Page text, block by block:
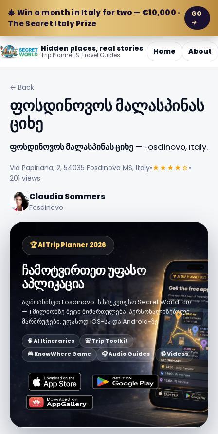
🎄 Win a month in Italy for two — €10,000 ·
The Secret Italy Prize
GO
→
Hidden places, real stories
Trip Planner & Travel Guides Home About
← Back
ფოსდინოვოს მალასპინას
ციხე
ფოსდინოვოს მალასპინას ციხე — Fosdinovo, Italy.
Via Papiriana, 2, 54035 Fosdinovo MS, Italy•★★★★☆•
201 views
Claudia Sommers
Fosdinovo
🏆 AI Trip Planner 2026
ჩამოტვირთეთ უფასო
აპლიკაცია
აღმოაჩინეთ Fosdinovo-ს საუკეთესო Secret World-ით
— 1 მილიონზე მეტი მიმართულება. პერსონალიზებული
მარშრუტები. უფასოდ iOS-სა და Android-ზე.
🧠 AI Itineraries
🎒 Trip Toolkit
🎮 KnowWhere Game
🎧 Audio Guides 📹 Videos